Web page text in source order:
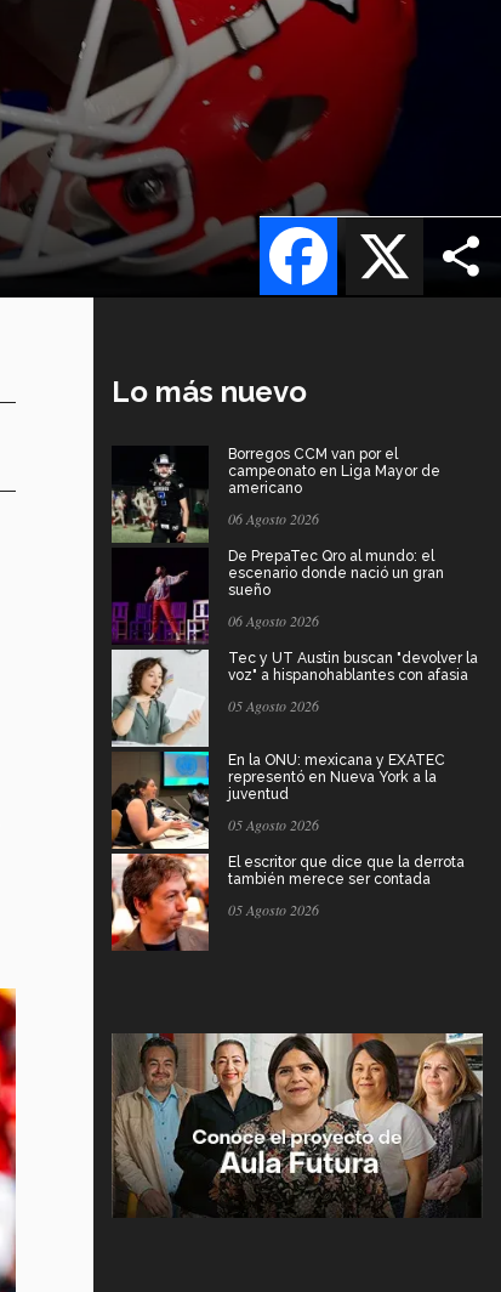
X
Facebook
Lo más nuevo
Borregos CCM van por el
campeonato en Liga Mayor de
americano
06 Agosto 2026
De PrepaTec Qro al mundo: el
escenario donde nació un gran
sueño
06 Agosto 2026
Tec y UT Austin buscan "devolver la
voz" a hispanohablantes con afasia
05 Agosto 2026
En la ONU: mexicana y EXATEC
representó en Nueva York a la
juventud
05 Agosto 2026
El escritor que dice que la derrota
también merece ser contada
05 Agosto 2026